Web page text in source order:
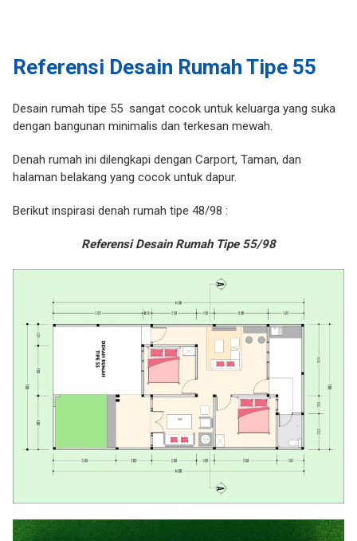
Referensi Desain Rumah Tipe 55
Desain rumah tipe 55 sangat cocok untuk keluarga yang suka
dengan bangunan minimalis dan terkesan mewah.
Denah rumah ini dilengkapi dengan Carport, Taman, dan
halaman belakang yang cocok untuk dapur.
Berikut inspirasi denah rumah tipe 48/98 :
Referensi Desain Rumah Tipe 55/98